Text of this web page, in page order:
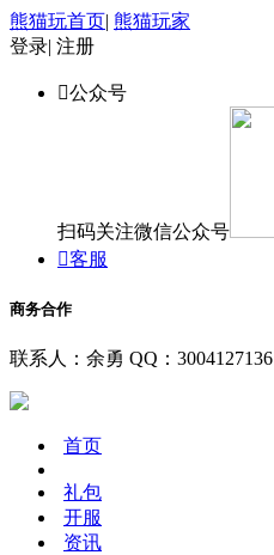
熊猫玩首页| 熊猫玩家
登录| 注册
公众号
扫码关注微信公众号
客服
商务合作
联系人：余勇 QQ：3004127136
首页
礼包
开服
资讯